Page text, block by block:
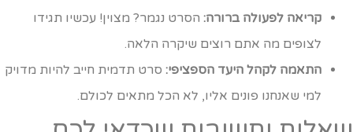
קריאה לפעולה ברורה:הסרט נגמר? מצוין! עכשיו תגידו
לצופים מה אתם רוצים שיקרה הלאה.
התאמה לקהל היעד הספציפי:סרט תדמית חייב להיות מדויק
למי שאנחנו פונים אליו, לא הכל מתאים לכולם.